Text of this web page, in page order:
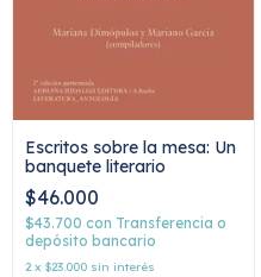
Escritos sobre la mesa: Un
banquete literario
$46.000
$43.700 con Transferencia o
depósito bancario
2 x $23.000 sin interés